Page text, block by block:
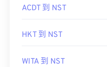
ACDT 到 NST
HKT 到 NST
WITA 到 NST